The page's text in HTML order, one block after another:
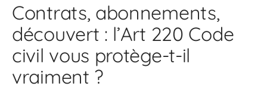
Contrats, abonnements,
découvert : l’Art 220 Code
civil vous protège-t-il
vraiment ?